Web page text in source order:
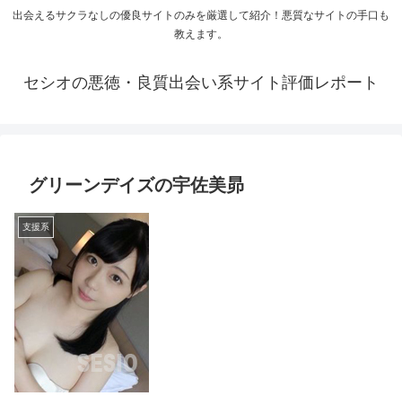
出会えるサクラなしの優良サイトのみを厳選して紹介！悪質なサイトの手口も
教えます。
セシオの悪徳・良質出会い系サイト評価レポート
グリーンデイズの宇佐美昴
支援系